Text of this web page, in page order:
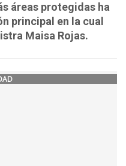
áreas protegidas ha
principal en la cual
Maisa Rojas.